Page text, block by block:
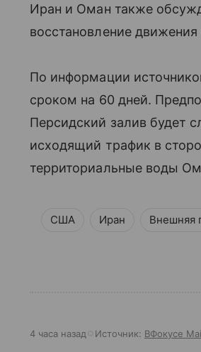
Иран и Оман также
восстановление
По информации
сроком на 60 дней.
Персидский залив будет
исходящий трафик в
территориальные воды
США Иран Внешняя
4 часа назад Источник: ВФокусе